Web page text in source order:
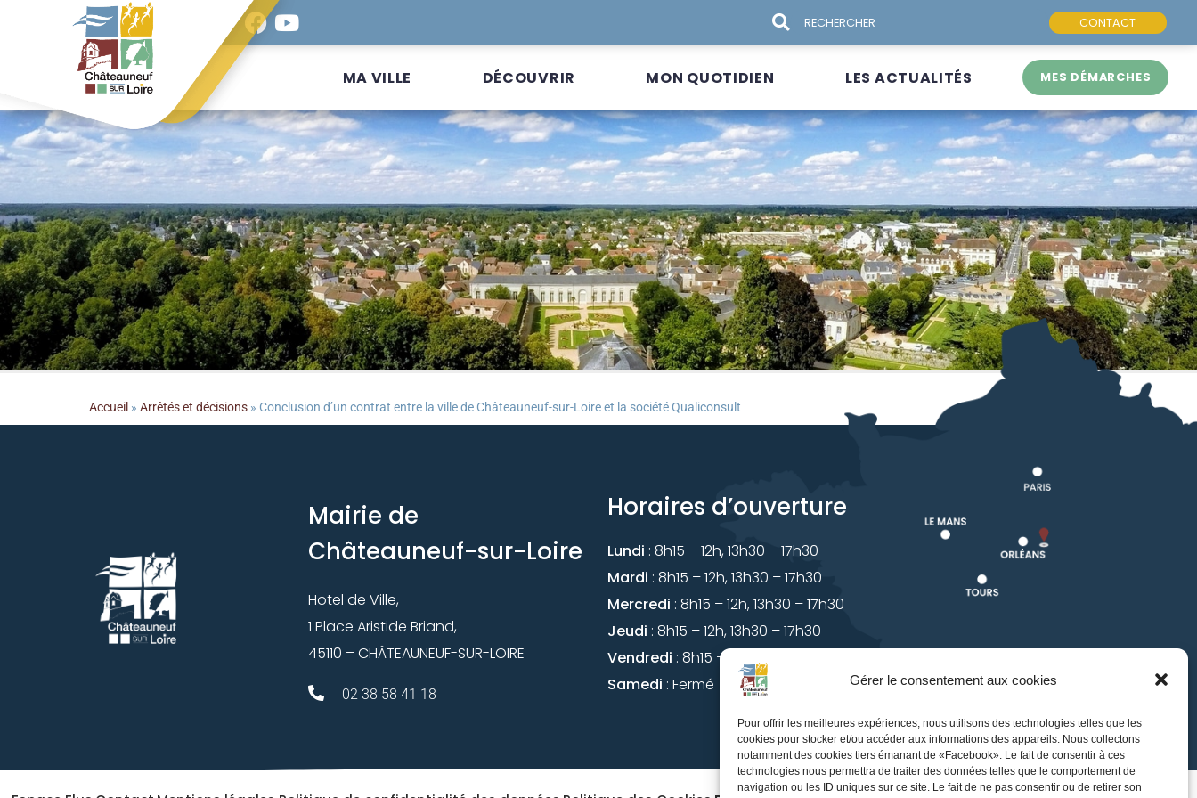
Gérer le consentement aux cookies
Pour offrir les meilleures expériences, nous utilisons des technologies telles que les
cookies pour stocker et/ou accéder aux informations des appareils. Nous collectons
notamment des cookies tiers émanant de «Facebook». Le fait de consentir à ces
technologies nous permettra de traiter des données telles que le comportement de
navigation ou les ID uniques sur ce site. Le fait de ne pas consentir ou de retirer son
CONTACT
MA VILLE DÉCOUVRIR MON QUOTIDIEN LES ACTUALITÉS MES DÉMARCHES
Accueil » Arrêtés et décisions » Conclusion d’un contrat entre la ville de Châteauneuf-sur-Loire et la société Qualiconsult
Mairie de
Châteauneuf-sur-Loire
Hotel de Ville,
1 Place Aristide Briand,
45110 – CHÂTEAUNEUF-SUR-LOIRE
02 38 58 41 18
Horaires d’ouverture
Lundi : 8h15 – 12h, 13h30 – 17h30
Mardi : 8h15 – 12h, 13h30 – 17h30
Mercredi : 8h15 – 12h, 13h30 – 17h30
Jeudi : 8h15 – 12h, 13h30 – 17h30
Vendredi : 8h15 – 12h, 13h30 – 17h30
Samedi : Fermé